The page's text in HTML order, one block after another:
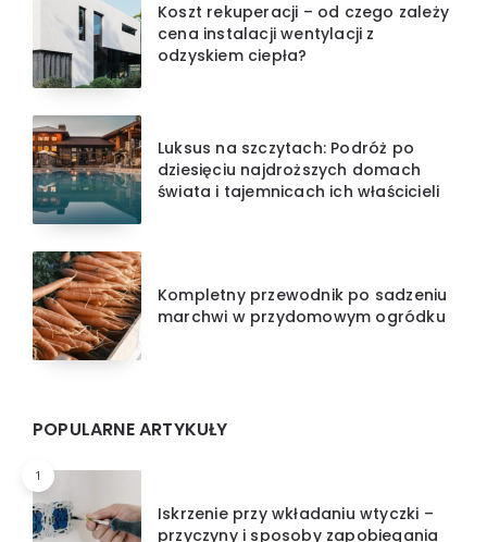
Koszt rekuperacji – od czego zależy
cena instalacji wentylacji z
odzyskiem ciepła?
Luksus na szczytach: Podróż po
dziesięciu najdroższych domach
świata i tajemnicach ich właścicieli
Kompletny przewodnik po sadzeniu
marchwi w przydomowym ogródku
POPULARNE ARTYKUŁY
1
Iskrzenie przy wkładaniu wtyczki –
przyczyny i sposoby zapobiegania